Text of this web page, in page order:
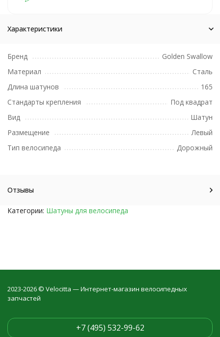
Характеристики
Бренд
Golden Swallow
Материал
Сталь
Длина шатунов
165
Стандарты крепления
Под квадрат
Вид
Шатун
Размещение
Левый
Тип велосипеда
Дорожный
Отзывы
Категории: Шатуны для велосипеда
2023-2026 © Velocitta — Интернет-магазин велосипедных
запчастей
+7 (495) 532-99-62